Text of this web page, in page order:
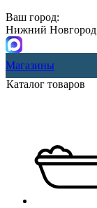
Ваш город:
Нижний Новгород
Магазины
Каталог товаров